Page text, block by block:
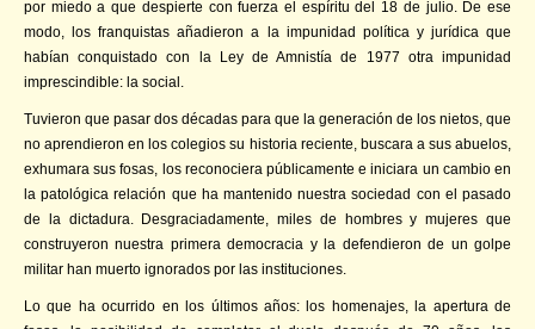
por miedo a que despierte con fuerza el espíritu del 18 de julio. De ese
modo, los franquistas añadieron a la impunidad política y jurídica que
habían conquistado con la Ley de Amnistía de 1977 otra impunidad
imprescindible: la social.
Tuvieron que pasar dos décadas para que la generación de los nietos, que
no aprendieron en los colegios su historia reciente, buscara a sus abuelos,
exhumara sus fosas, los reconociera públicamente e iniciara un cambio en
la patológica relación que ha mantenido nuestra sociedad con el pasado
de la dictadura. Desgraciadamente, miles de hombres y mujeres que
construyeron nuestra primera democracia y la defendieron de un golpe
militar han muerto ignorados por las instituciones.
Lo que ha ocurrido en los últimos años: los homenajes, la apertura de